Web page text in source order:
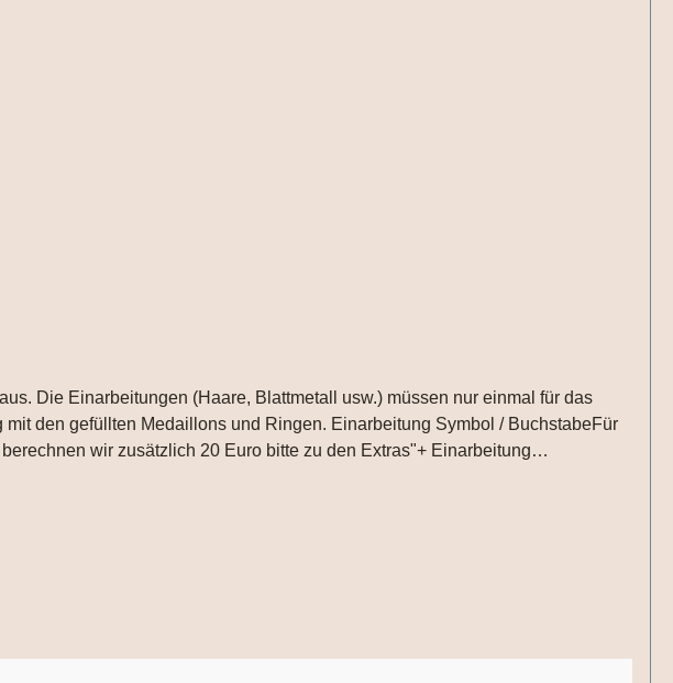
Die Einarbeitungen (Haare, Blattmetall usw.) müssen nur einmal für das
den gefüllten Medaillons und Ringen. Einarbeitung Symbol / BuchstabeFür
wir zusätzlich 20 Euro bitte zu den Extras"+ Einarbeitung